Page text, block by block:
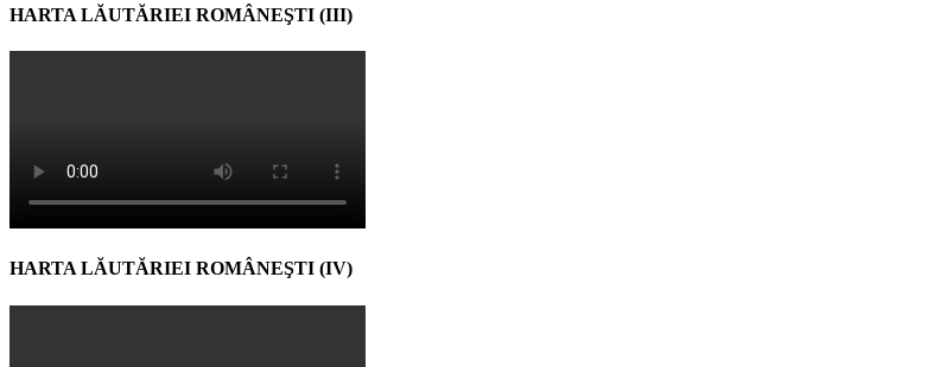
HARTA LĂUTĂRIEI ROMÂNEŞTI (III)
HARTA LĂUTĂRIEI ROMÂNEŞTI (IV)